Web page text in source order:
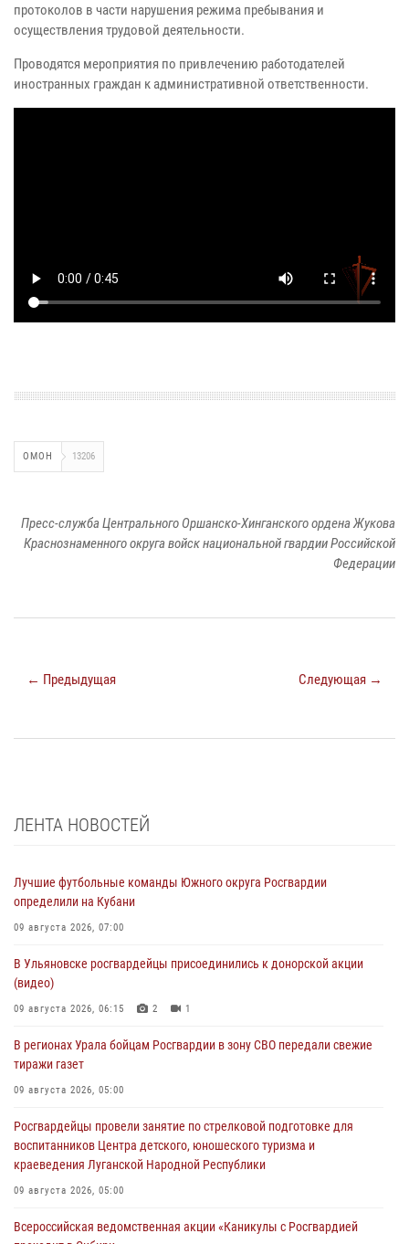
протоколов в части нарушения режима пребывания и
осуществления трудовой деятельности.
Проводятся мероприятия по привлечению работодателей
иностранных граждан к административной ответственности.
ОМОН 13206
Пресс-служба Центрального Оршанско-Хинганского ордена Жукова
Краснознаменного округа войск национальной гвардии Российской
Федерации
← Предыдущая Следующая →
ЛЕНТА НОВОСТЕЙ
Лучшие футбольные команды Южного округа Росгвардии
определили на Кубани
09 августа 2026, 07:00
В Ульяновске росгвардейцы присоединились к донорской акции
(видео)
09 августа 2026, 06:15 2 1
В регионах Урала бойцам Росгвардии в зону СВО передали свежие
тиражи газет
09 августа 2026, 05:00
Росгвардейцы провели занятие по стрелковой подготовке для
воспитанников Центра детского, юношеского туризма и
краеведения Луганской Народной Республики
09 августа 2026, 05:00
Всероссийская ведомственная акции «Каникулы с Росгвардией